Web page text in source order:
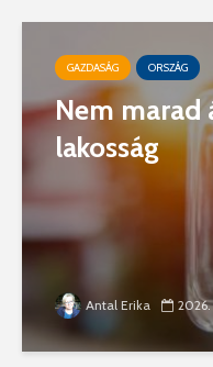
GAZDASÁG ORSZÁG
Nem marad
lakosság
Antal Erika